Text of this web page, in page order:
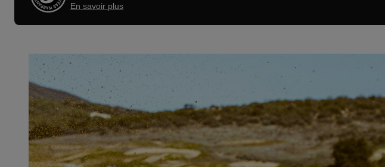
En savoir plus